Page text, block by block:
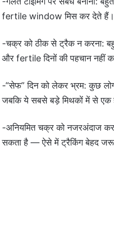
fertile window मिस कर देते हैं।
-चक्र को ठीक से ट्रैक न करना:
और fertile दिनों की पहचान नहीं
-“सेफ” दिन को लेकर भ्रम: कुछ
जबकि ये सबसे बड़े मिथकों में से एक
-अनियमित चक्र को नजरअंदाज
सकता है — ऐसे में ट्रैकिंग बेहद